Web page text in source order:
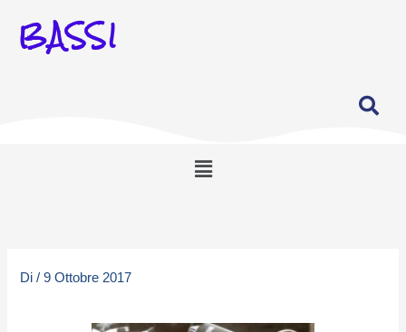
BASSI
Menu
Di/9 Ottobre 2017